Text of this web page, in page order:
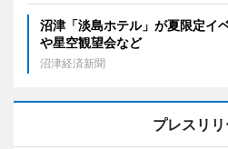
沼津「淡島ホテル」が夏限定
や星空観望会など
沼津経済新聞
プレスリ